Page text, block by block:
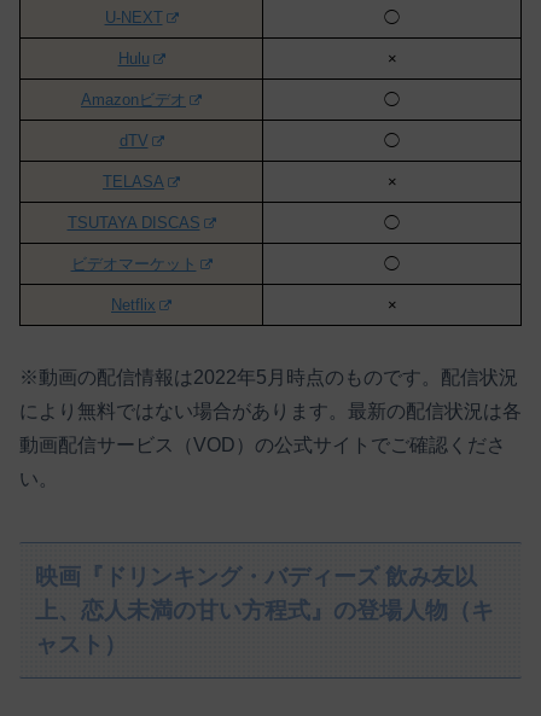
U-NEXT ◯
Hulu ×
Amazonビデオ ◯
dTV ◯
TELASA ×
TSUTAYA DISCAS ◯
ビデオマーケット ◯
Netflix ×
※動画の配信情報は2022年5月時点のものです。配信状況
により無料ではない場合があります。最新の配信状況は各
動画配信サービス（VOD）の公式サイトでご確認くださ
い。
映画『ドリンキング・バディーズ 飲み友以
上、恋人未満の甘い方程式』の登場人物（キ
ャスト）